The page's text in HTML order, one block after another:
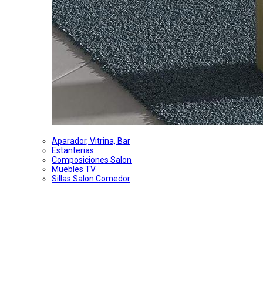
Aparador, Vitrina, Bar
Estanterias
Composiciones Salon
Muebles TV
Sillas Salon Comedor